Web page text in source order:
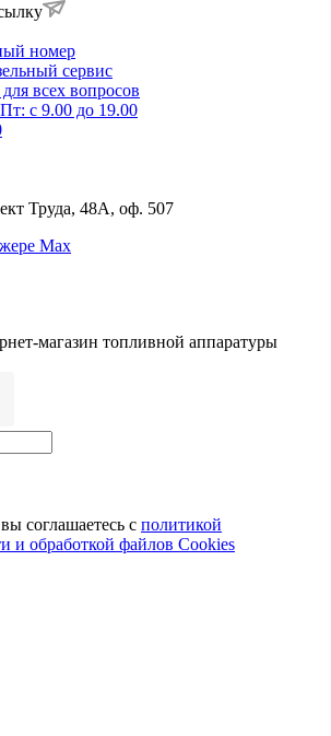
номер
сервис
всех вопросов
с 9.00 до 19.00
Труда, 48А, оф. 507
Max
магазин топливной аппаратуры
соглашаетесь с политикой
и обработкой файлов Cookies